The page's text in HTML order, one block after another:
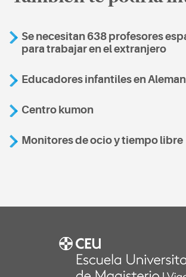
Se necesitan 638 profesores
para trabajar en el extranjero
Educadores infantiles en
Centro kumon
Monitores de ocio y tiempo libre